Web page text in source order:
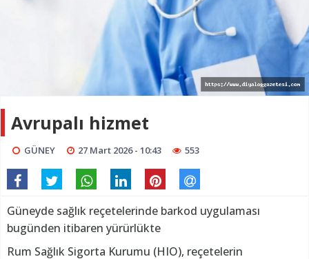
Avrupalı hizmet
GÜNEY 27 Mart 2026 - 10:43 553
Güneyde sağlık reçetelerinde barkod uygulaması
bugünden itibaren yürürlükte
Rum Sağlık Sigorta Kurumu (HIO), reçetelerin